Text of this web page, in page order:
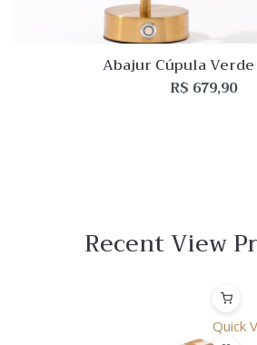
Abajur Cúpula
R$ 679,90
Recent View
Quick
Lista